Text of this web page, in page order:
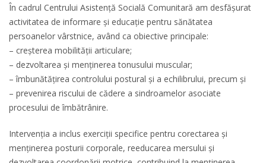
În cadrul Centrului Asistență Socială Comunitară am desfășurat
activitatea de informare și educație pentru sănătatea
persoanelor vârstnice, având ca obiective principale:
– creșterea mobilității articulare;
– dezvoltarea și menținerea tonusului muscular;
– îmbunătățirea controlului postural și a echilibrului, precum și
– prevenirea riscului de cădere a sindroamelor asociate
procesului de îmbătrânire.
Intervenția a inclus exerciții specifice pentru corectarea și
menținerea posturii corporale, reeducarea mersului și